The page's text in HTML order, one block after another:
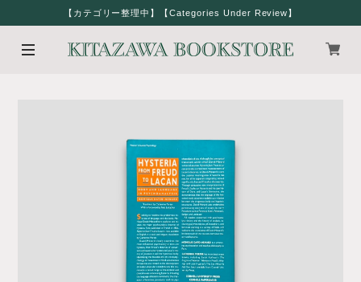
【カテゴリー整理中】【Categories Under Review】